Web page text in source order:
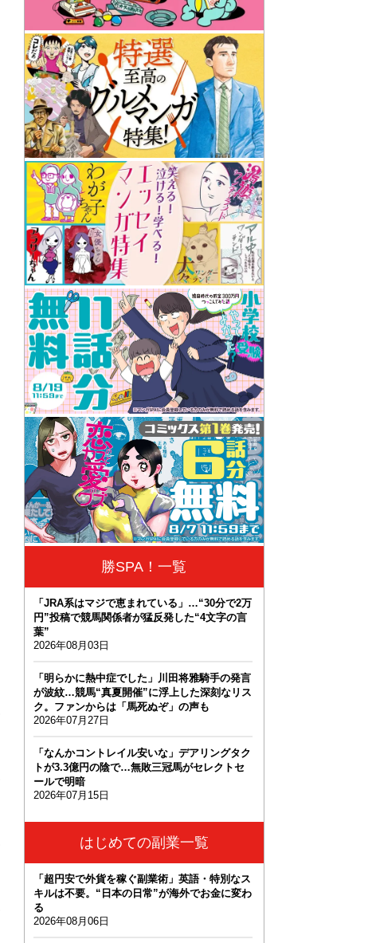
勝SPA！一覧
「JRA系はマジで恵まれている」…“30分で2万
円”投稿で競馬関係者が猛反発した“4文字の言
葉”
2026年08月03日
「明らかに熱中症でした」川田将雅騎手の発言
が波紋…競馬“真夏開催”に浮上した深刻なリス
ク。ファンからは「馬死ぬぞ」の声も
2026年07月27日
「なんかコントレイル安いな」デアリングタク
トが3.3億円の陰で…無敗三冠馬がセレクトセ
ールで明暗
2026年07月15日
はじめての副業一覧
「超円安で外貨を稼ぐ副業術」英語・特別なス
キルは不要。“日本の日常”が海外でお金に変わ
る
2026年08月06日